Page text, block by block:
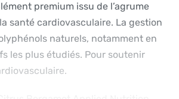
premium issu de l’agrume
santé cardiovasculaire. La gestion
naturels, notamment en
les plus étudiés. Pour soutenir